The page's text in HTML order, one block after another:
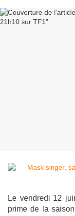
Le vendredi 12
prime de la